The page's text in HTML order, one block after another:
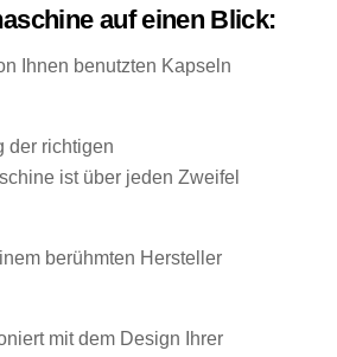
auf einen Blick:
Ihnen benutzten Kapseln
der richtigen
ist über jeden Zweifel
berühmten Hersteller
mit dem Design Ihrer